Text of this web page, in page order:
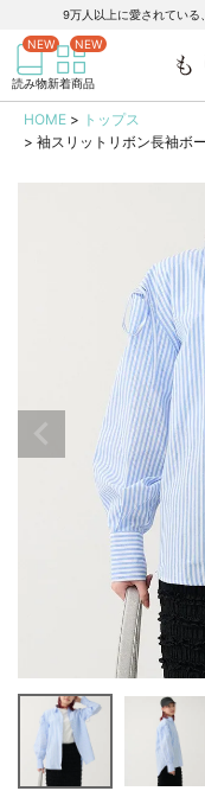
9万人以上に愛されている
読み物新着商品
商品を検索
HOME
トップス
袖スリットリボン長袖ボ